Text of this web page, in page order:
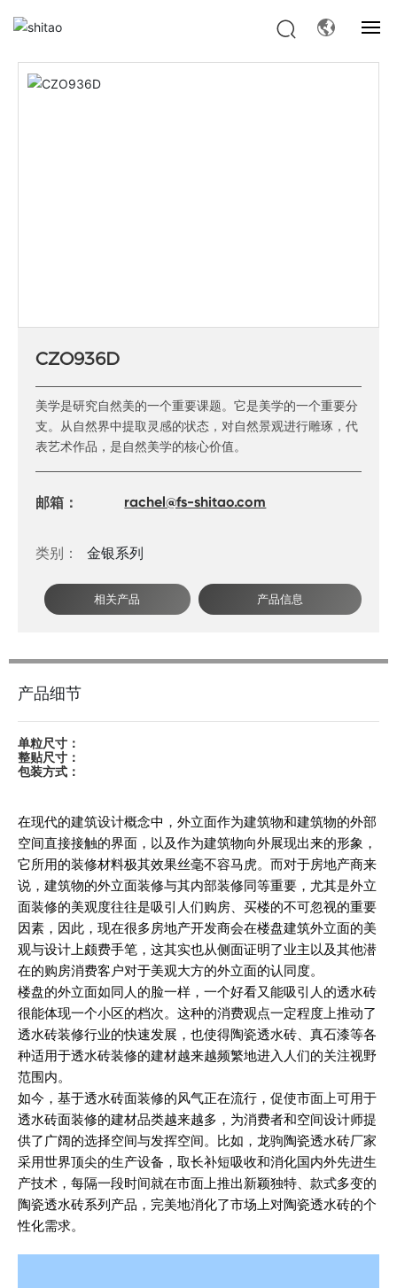
网站首页
联系我们
首页
CZO936D
美学是研究自然美的一个重要课题。它是美学的一个重要分
支。从自然界中提取灵感的状态，对自然景观进行雕琢，代
表艺术作品，是自然美学的核心价值。
邮箱： rachel@fs-shitao.com
类别： 金银系列
相关产品 产品信息
产品细节
单粒尺寸：
整贴尺寸：
包装方式：
在现代的建筑设计概念中，外立面作为建筑物和建筑物的外部
空间直接接触的界面，以及作为建筑物向外展现出来的形象，
它所用的装修材料极其效果丝毫不容马虎。而对于房地产商来
说，建筑物的外立面装修与其内部装修同等重要，尤其是外立
面装修的美观度往往是吸引人们购房、买楼的不可忽视的重要
因素，因此，现在很多房地产开发商会在楼盘建筑外立面的美
观与设计上颇费手笔，这其实也从侧面证明了业主以及其他潜
在的购房消费客户对于美观大方的外立面的认同度。
楼盘的外立面如同人的脸一样，一个好看又能吸引人的透水砖
很能体现一个小区的档次。这种的消费观点一定程度上推动了
透水砖装修行业的快速发展，也使得陶瓷透水砖、真石漆等各
种适用于透水砖装修的建材越来越频繁地进入人们的关注视野
范围内。
如今，基于透水砖面装修的风气正在流行，促使市面上可用于
透水砖面装修的建材品类越来越多，为消费者和空间设计师提
供了广阔的选择空间与发挥空间。比如，龙驹陶瓷透水砖厂家
采用世界顶尖的生产设备，取长补短吸收和消化国内外先进生
产技术，每隔一段时间就在市面上推出新颖独特、款式多变的
陶瓷透水砖系列产品，完美地消化了市场上对陶瓷透水砖的个
性化需求。